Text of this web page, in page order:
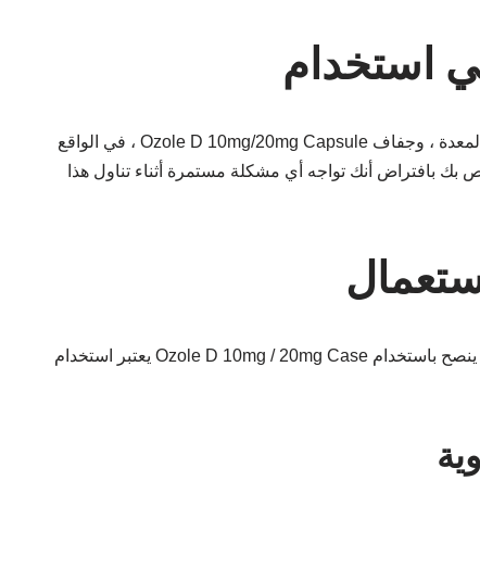
في الواقع ، Ozole D 10mg/20mg Capsule مناسب للغالبية العظمى من المرضى. على أي حال ، قد يتسبب في بعض المرضى في حدوث آثار جانبية طبيعية مثل ارتخاء الأمعاء ، وآلام المعدة ، وجفاف
بك بافتراض أنك تواجه أي مشكلة مستمرة أثناء تناول هذا
يعتبر استخدام Ozole D 10mg / 20mg Case غير آمن في المرضى الذين يعانون من حساسية معروفة للأوميبرازول أو دومبيريدون أو بعض المثبتات الكامنة الأخرى الموجودة في الدواء. ينصح باستخدام